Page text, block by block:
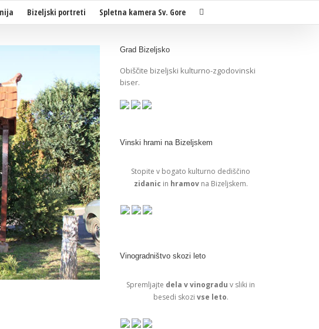
Bizeljski portreti Spletna kamera Sv. Gore
Grad Bizeljsko
Obiščite bizeljski kulturno-zgodovinski
biser.
Vinski hrami na Bizeljskem
Stopite v bogato kulturno dediščino
zidanic in hramovna Bizeljskem.
Vinogradništvo skozi leto
Spremljajte dela v vinogradu v sliki in
besedi skozi vse leto.